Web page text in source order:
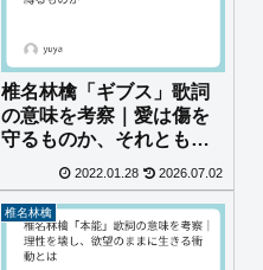
椎名林檎「ギブス」歌詞
の意味を考察｜愛は傷を
守るものか、それとも縛
るものか
2022.01.28 2026.07.02
椎名林檎